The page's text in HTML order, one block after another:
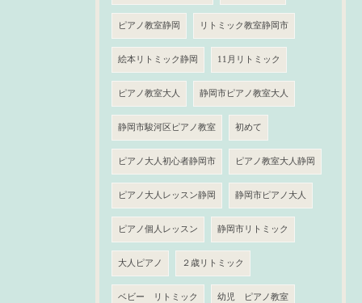
ピアノ教室静岡 リトミック教室静岡市
絵本リトミック静岡 11月リトミック
ピアノ教室大人 静岡市ピアノ教室大人
静岡市駿河区ピアノ教室 初めて
ピアノ大人初心者静岡市 ピアノ教室大人静岡
ピアノ大人レッスン静岡 静岡市ピアノ大人
ピアノ個人レッスン 静岡市リトミック
大人ピアノ ２歳リトミック
ベビー リトミック 幼児 ピアノ教室